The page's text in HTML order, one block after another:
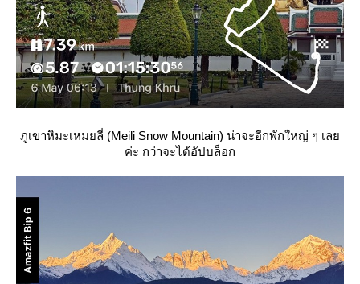
ภูเขาหิมะเหมยลี่ (Meili Snow Mountain) น่าจะอีกพักใหญ่ ๆ เล
ค่ะ กว่าจะได้อัปบล็อก